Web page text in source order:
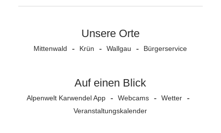
Unsere Orte
Mittenwald Krün Wallgau Bürgerservice
Auf einen Blick
Alpenwelt Karwendel App Webcams
Wetter
Veranstaltungs­kalender